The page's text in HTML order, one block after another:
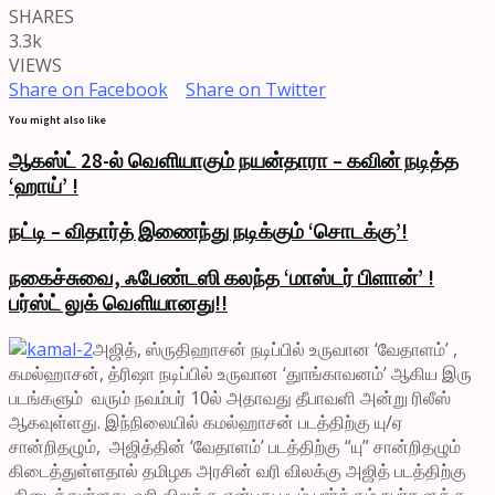
SHARES
3.3k
VIEWS
Share on Facebook
Share on Twitter
You might also like
ஆகஸ்ட் 28-ல் வெளியாகும் நயன்தாரா – கவின் நடித்த
‘ஹாய்’ !
நட்டி – விதார்த் இணைந்து நடிக்கும் ‘சொடக்கு’!
நகைச்சுவை, ஃபேண்டஸி கலந்த ‘மாஸ்டர் பிளான்’ !
பர்ஸ்ட் லுக் வெளியானது!!
அஜித், ஸ்ருதிஹாசன் நடிப்பில் உருவான ‘வேதாளம்’ ,
கமல்ஹாசன், த்ரிஷா நடிப்பில் உருவான ‘துாங்காவனம்’ ஆகிய இரு
படங்களும் வரும் நவம்பர் 10ல் அதாவது தீபாவளி அன்று ரிலீஸ்
ஆகவுள்ளது. இந்நிலையில் கமல்ஹாசன் படத்திற்கு யு/ஏ
சான்றிதழும், அஜித்தின் ‘வேதாளம்’ படத்திற்கு “யு” சான்றிதழும்
கிடைத்துள்ளதால் தமிழக அரசின் வரி விலக்கு அஜித் படத்திற்கு